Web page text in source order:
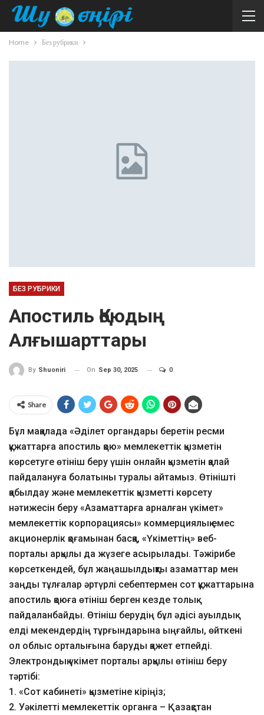
Home Без рубрики
БЕЗ РУБРИКИ
Апостиль Қоюдың
Алғышарттары
By Shuoniri On Sep 30, 2025 0
Share
Бұл мақалада «Әділет органдары беретін ресми
құжаттарға апостиль қою» мемлекеттік қызметін
көрсетуге өтініш беру үшін онлайн қызметін қалай
пайдалануға болатыны туралы айтамыз. Өтінішті
қабылдау және мемлекеттік қызметті көрсету
нәтижесін беру «Азаматтарға арналған үкімет»
мемлекеттік корпорациясы» коммерциялық емес
акционерлік қоғамынан басқа, «Үкіметтің» веб-
порталы арқылы да жүзеге асырылады. Тәжірибе
көрсеткендей, бұл жаңашылдықты азаматтар мен
заңды тұлғалар әртүрлі себептермен сот құжаттарына
апостиль қоюға өтініш берген кезде толық
пайдаланбайды. Өтініш берудің бұл әдісі ауылдық
елді мекендердің тұрғындарына ыңғайлы, өйткені
ол облыс орталығына баруды қажет етпейді.
Электрондық үкімет порталы арқылы өтініш беру
тәртібі:
1. «Сот кабинеті» қызметіне кіріңіз;
2. Уәкілетті мемлекеттік органға – Қазақстан